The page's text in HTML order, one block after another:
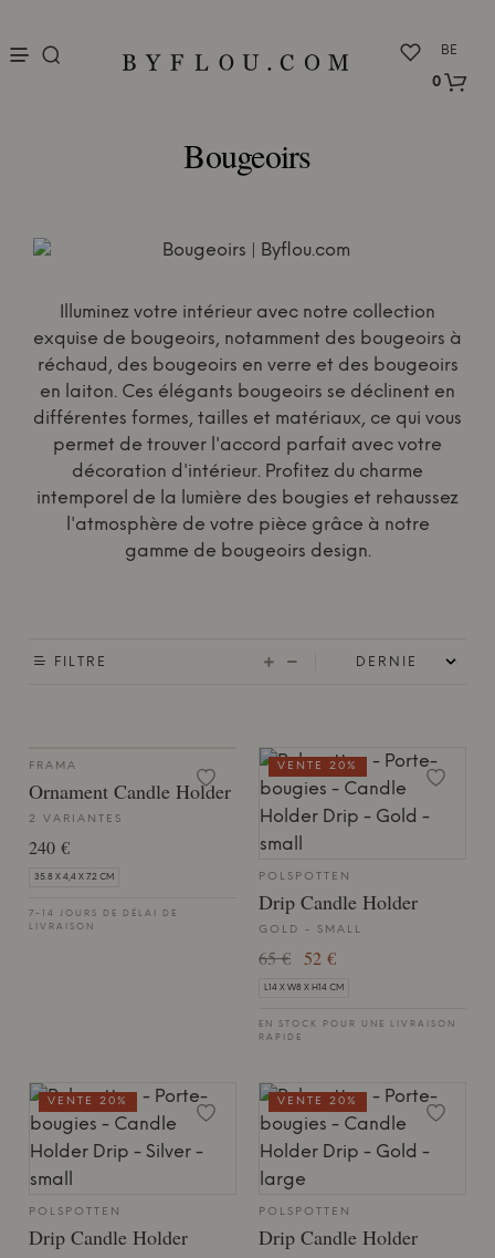
BE
0
Bougeoirs
Illuminez votre intérieur avec notre collection
exquise de bougeoirs, notamment des bougeoirs à
réchaud, des bougeoirs en verre et des bougeoirs
en laiton. Ces élégants bougeoirs se déclinent en
différentes formes, tailles et matériaux, ce qui vous
permet de trouver l'accord parfait avec votre
décoration d'intérieur. Profitez du charme
intemporel de la lumière des bougies et rehaussez
l'atmosphère de votre pièce grâce à notre
gamme de bougeoirs design.
FILTRE
FRAMA
Ornament Candle Holder
2 VARIANTES
240 €
35.8 X 4,4 X 7.2 CM
7-14 JOURS DE DÉLAI DE
LIVRAISON
POLSPOTTEN
Drip Candle Holder
GOLD - SMALL
65 € 52 €
L14 X W8 X H14 CM
EN STOCK POUR UNE LIVRAISON
RAPIDE
VENTE 20%
POLSPOTTEN
Drip Candle Holder
VENTE 20%
POLSPOTTEN
Drip Candle Holder
VENTE 20%